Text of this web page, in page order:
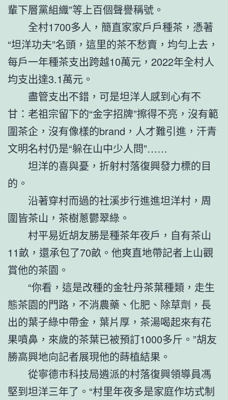
輩下層黨組織”等上百個聲譽稱號。
全村1700多人，簡直家家戶戶種茶，憑著
“坦洋功夫”名頭，這里的茶不愁賣，均勻上去，
每戶一年種茶支出跨越10萬元，2022年全村人
均支出達3.1萬元。
盡管支出不錯，可是坦洋人感到心有不
甘：老祖宗留下的“金字招牌”擦得不亮，沒有範
圍茶企，沒有像樣的brand，人才難引進，汗青
文明名村仍是“躲在山中少人問”……
坦洋的喜與憂，折射村落復興發力標的目
的。
沿著穿村而過的社溪步行進進坦洋村，周
圍皆茶山，茶樹蔥鬱翠綠。
村平易近胡友勝是種茶年夜戶，自有茶山
11畝，還承包了70畝。他爽直地帶記者上山觀
賞他的茶園。
“你看，這是改種的金牡丹茶葉種類，走生
態茶園的門路，不消農藥、化肥、除草劑，長
出的葉子綠中帶金，葉片厚，茶湯喝起來有花
果噴鼻，來歲的茶葉已被預訂1000多斤。”胡友
勝高興地向記者展現他的蒔植結果。
從寧德市科技局遴派的村落復興領導員馮
堅到坦洋三年了。“村里年夜多是家庭作坊式制